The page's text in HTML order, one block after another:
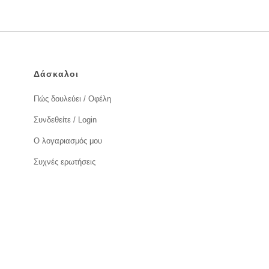
Δάσκαλοι
Πώς δουλεύει / Οφέλη
Συνδεθείτε / Login
Ο λογαριασμός μου
Συχνές ερωτήσεις